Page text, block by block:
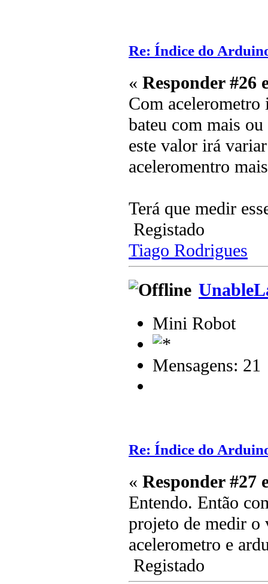
Re: Índice do
« Responder #26
Com acelerometro
bateu com mais
este valor irá
aceleromentro
Terá que medir
Registado
Tiago Rodrigues
Mini Robot
Mensagens: 21
Re: Índice do
« Responder #27
Entendo. Então
projeto de medir o
acelerometro e
Registado